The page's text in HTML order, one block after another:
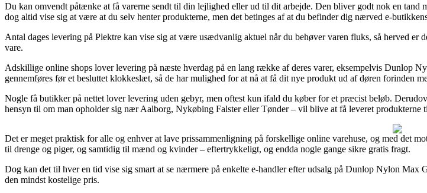
Du kan omvendt påtænke at få varerne sendt til din lejlighed eller ud til dit arbejde. Den bliver godt nok en tand
dog altid vise sig at være at du selv henter produkterne, men det betinges af at du befinder dig nærved e-
Antal dages levering på Plektre kan vise sig at være usædvanlig aktuel når du behøver varen fluks, så herved
vare.
Adskillige online shops lover levering på næste hverdag på en lang række af deres varer, eksempelvis Dunlop
gennemføres før et besluttet klokkeslæt, så de har mulighed for at nå at få dit nye produkt ud af døren forinden
Nogle få butikker på nettet lover levering uden gebyr, men oftest kun ifald du køber for et præcist beløb.
hensyn til om man opholder sig nær Aalborg, Nykøbing Falster eller Tønder – vil blive at få leveret produkterne
Det er meget praktisk for alle og enhver at lave prissammenligning på forskellige online varehuse, og med det
til drenge og piger, og samtidig til mænd og kvinder – eftertrykkeligt, og endda nogle gange sikre gratis fragt.
Dog kan det til hver en tid vise sig smart at se nærmere på enkelte e-handler efter udsalg på Dunlop Nylon
den mindst kostelige pris.